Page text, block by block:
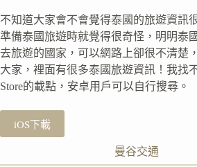
不知道大家會不會覺得泰國的旅遊資訊
準備泰國旅遊時就覺得很奇怪，明明泰
去旅遊的國家，可以網路上卻很不清楚
大家，裡面有很多泰國旅遊資訊！我找
Store的載點，安卓用戶可以自行搜尋。
iOS下載
曼谷交通